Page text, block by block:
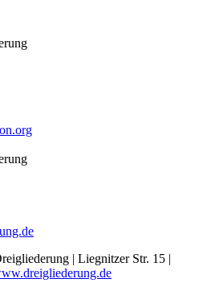
| Liegnitzer Str. 15 |